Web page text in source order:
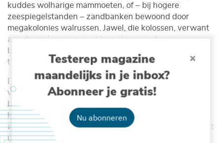
Testerep magazine
maandelijks in je inbox?
Abonneer je gratis!
Nu abonneren
kuddes wolharige mammoeten, of – bij hogere
zeespiegelstanden – zandbanken bewoond door
megakolonies walrussen. Jawel, die kolossen, verwant
aan de zeeleeuwen, met hun stijve snorharen en naar
beneden wijzende ivoren stoottanden. Fascinerend
toch?!
De Grote Rede is het informatieblad over kust en zee
voor de regio Vlaanderen en omstreken. Met drie grote
bijdragen en negen vaste rubrieken biedt het zijn
lezers een gevarieerde, maar objectieve kijk op de
actuele kennis over de kust, zee en oceaan en geeft het
uitleg bij het gevoerde onderzoek en beleid.